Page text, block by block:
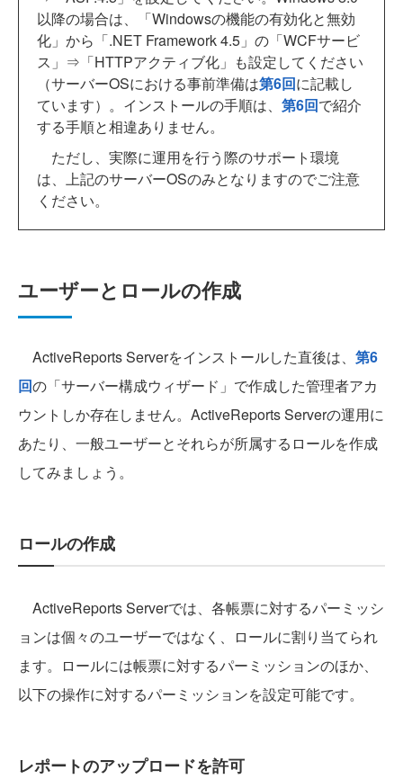
以降の場合は、「Windowsの機能の有効化と無効
化」から「.NET Framework 4.5」の「WCFサービ
ス」⇒「HTTPアクティブ化」も設定してください
（サーバーOSにおける事前準備は第6回に記載し
ています）。インストールの手順は、 第6回で紹介
する手順と相違ありません。
ただし、実際に運用を行う際のサポート環境
は、上記のサーバーOSのみとなりますのでご注意
ください。
ユーザーとロールの作成
ActiveReports Serverをインストールした直後は、 第6
回の「サーバー構成ウィザード」で作成した管理者アカ
ウントしか存在しません。ActiveReports Serverの運用に
あたり、一般ユーザーとそれらが所属するロールを作成
してみましょう。
ロールの作成
ActiveReports Serverでは、各帳票に対するパーミッシ
ョンは個々のユーザーではなく、ロールに割り当てられ
ます。ロールには帳票に対するパーミッションのほか、
以下の操作に対するパーミッションを設定可能です。
レポートのアップロードを許可